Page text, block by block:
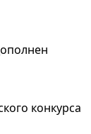
конкурса